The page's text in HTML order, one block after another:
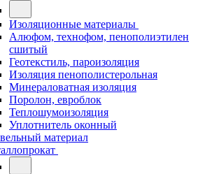
Изоляционные материалы
Алюфом, технофом, пенополиэтилен
сшитый
Геотекстиль, пароизоляция
Изоляция пенополистерольная
Минераловатная изоляция
Поролон, евроблок
Теплошумоизоляция
Уплотнитель оконный
материал